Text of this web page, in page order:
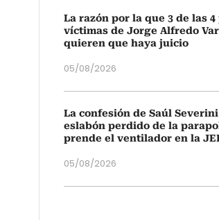
La razón por la que 3 de las
víctimas de Jorge Alfredo
quieren que haya juicio
05/08/2026
La confesión de Saúl
eslabón perdido de la
prende el ventilador en la
05/08/2026